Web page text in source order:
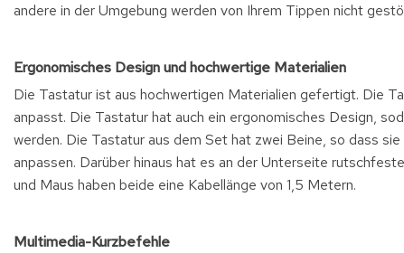
andere in der Umgebung werden von Ihrem Tippen nicht
Ergonomisches Design und hochwertige Materialien
Die Tastatur ist aus hochwertigen Materialien gefertigt. Die
anpasst. Die Tastatur hat auch ein ergonomisches Design,
werden. Die Tastatur aus dem Set hat zwei Beine, so dass
anpassen. Darüber hinaus hat es an der Unterseite
und Maus haben beide eine Kabellänge von 1,5 Metern.
Multimedia-Kurzbefehle